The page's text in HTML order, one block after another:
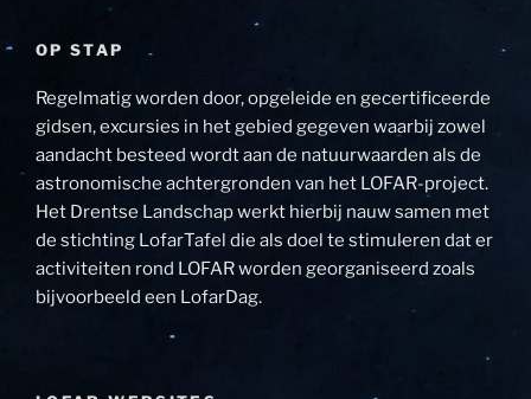
OP STAP
Regelmatig worden door, opgeleide en gecertificeerde
gidsen, excursies in het gebied gegeven waarbij zowel
aandacht besteed wordt aan de natuurwaarden als de
astronomische achtergronden van het LOFAR-project.
Het Drentse Landschap werkt hierbij nauw samen met
de stichting LofarTafel die als doel te stimuleren dat er
activiteiten rond LOFAR worden georganiseerd zoals
bijvoorbeeld een LofarDag.